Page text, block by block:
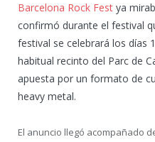
Barcelona Rock Fest ya
confirmó durante el festival
festival se celebrará los días
habitual recinto del Parc de
apuesta por un formato de
heavy metal.
El anuncio llegó acompañado